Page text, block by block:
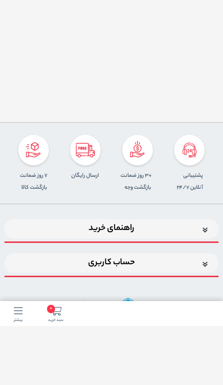
0
سبد خرید بیشتر
پشتیبانی
آنلاین 24/7
30 روز ضمانت
بازگشت وجه
ارسال رایگان
7 روز ضمانت
بازگشت کالا
راهنمای خرید
حساب کاربری